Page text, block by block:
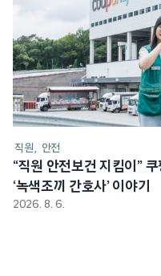
직원 안전
“직원 안전보건 지킴이”
‘녹색조끼 간호사’ 이야기
2026. 8. 6.